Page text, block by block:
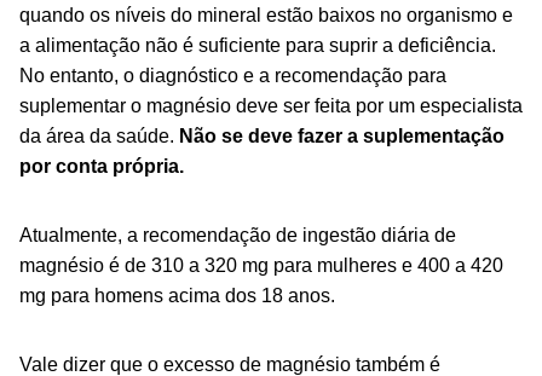
quando os níveis do mineral estão baixos no organismo e
a alimentação não é suficiente para suprir a deficiência.
No entanto, o diagnóstico e a recomendação para
suplementar o magnésio deve ser feita por um especialista
da área da saúde. Não se deve fazer a suplementação
por conta própria.
Atualmente, a recomendação de ingestão diária de
magnésio é de 310 a 320 mg para mulheres e 400 a 420
mg para homens acima dos 18 anos.
Vale dizer que o excesso de magnésio também é